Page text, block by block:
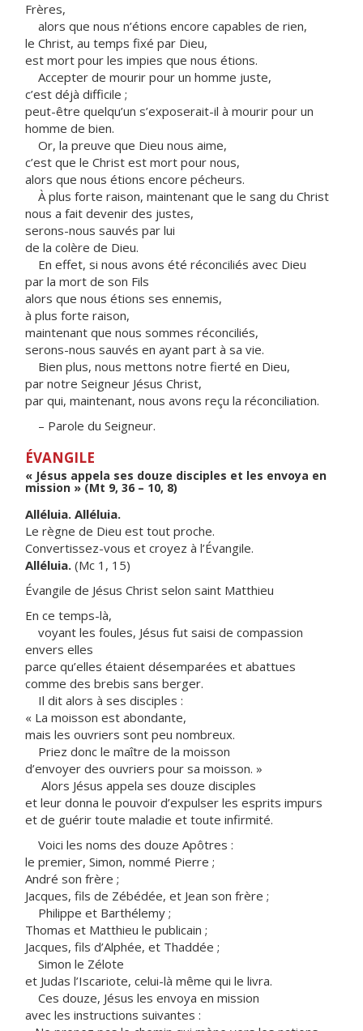
Frères,
alors que nous n’étions encore capables de rien,
le Christ, au temps fixé par Dieu,
est mort pour les impies que nous étions.
Accepter de mourir pour un homme juste,
c’est déjà difficile ;
peut-être quelqu’un s’exposerait-il à mourir pour un
homme de bien.
Or, la preuve que Dieu nous aime,
c’est que le Christ est mort pour nous,
alors que nous étions encore pécheurs.
À plus forte raison, maintenant que le sang du Christ
nous a fait devenir des justes,
serons-nous sauvés par lui
de la colère de Dieu.
En effet, si nous avons été réconciliés avec Dieu
par la mort de son Fils
alors que nous étions ses ennemis,
à plus forte raison,
maintenant que nous sommes réconciliés,
serons-nous sauvés en ayant part à sa vie.
Bien plus, nous mettons notre fierté en Dieu,
par notre Seigneur Jésus Christ,
par qui, maintenant, nous avons reçu la réconciliation.
– Parole du Seigneur.
ÉVANGILE
« Jésus appela ses douze disciples et les envoya en
mission » (Mt 9, 36 – 10, 8)
Alléluia. Alléluia.
Le règne de Dieu est tout proche.
Convertissez-vous et croyez à l’Évangile.
Alléluia. (Mc 1, 15)
Évangile de Jésus Christ selon saint Matthieu
En ce temps-là,
voyant les foules, Jésus fut saisi de compassion
envers elles
parce qu’elles étaient désemparées et abattues
comme des brebis sans berger.
Il dit alors à ses disciples :
« La moisson est abondante,
mais les ouvriers sont peu nombreux.
Priez donc le maître de la moisson
d’envoyer des ouvriers pour sa moisson. »
Alors Jésus appela ses douze disciples
et leur donna le pouvoir d’expulser les esprits impurs
et de guérir toute maladie et toute infirmité.
Voici les noms des douze Apôtres :
le premier, Simon, nommé Pierre ;
André son frère ;
Jacques, fils de Zébédée, et Jean son frère ;
Philippe et Barthélemy ;
Thomas et Matthieu le publicain ;
Jacques, fils d’Alphée, et Thaddée ;
Simon le Zélote
et Judas l’Iscariote, celui-là même qui le livra.
Ces douze, Jésus les envoya en mission
avec les instructions suivantes :